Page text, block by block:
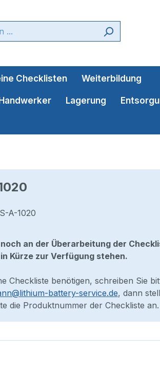
Checklisten Weiterbildung
Handwerker Lagerung
A-1020
an der Überarbeitung der
Kürze zur Verfügung stehen.
Checkliste benötigen, schreiben Sie
battery-service.de, dann
die Produktnummer der Checkliste an.